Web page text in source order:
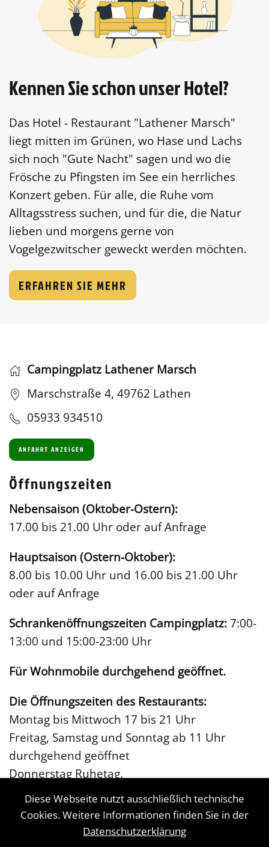
Kennen Sie schon unser Hotel?
Das Hotel - Restaurant "Lathener Marsch"
liegt mitten im Grünen, wo Hase und Lachs
sich noch "Gute Nacht" sagen und wo die
Frösche zu Pfingsten im See ein herrliches
Konzert geben. Für alle, die Ruhe vom
Alltagsstress suchen, und für die, die Natur
lieben und morgens gerne von
Vogelgezwitscher geweckt werden möchten.
ERFAHREN SIE MEHR
Campingplatz Lathener Marsch
Marschstraße 4, 49762 Lathen
05933 934510
ANFAHRT ANZEIGEN
Öffnungszeiten
Nebensaison (Oktober-Ostern):
17.00 bis 21.00 Uhr oder auf Anfrage
Hauptsaison (Ostern-Oktober):
8.00 bis 10.00 Uhr und 16.00 bis 21.00 Uhr
oder auf Anfrage
Schrankenöffnungszeiten Campingplatz:7:00-
13:00 und 15:00-23:00 Uhr
Für Wohnmobile durchgehend geöffnet.
Die Öffnungszeiten des Restaurants:
Montag bis Mittwoch 17 bis 21 Uhr
Freitag, Samstag und Sonntag ab 11 Uhr
durchgehend geöffnet
Donnerstag Ruhetag.
© 2026 Hotel-Restaurant Lathener Marsch.
Diese Webseite nutzt ausschließlich technische
Cookies. Weitere Informationen finden Sie in der
Datenschutzerklärung